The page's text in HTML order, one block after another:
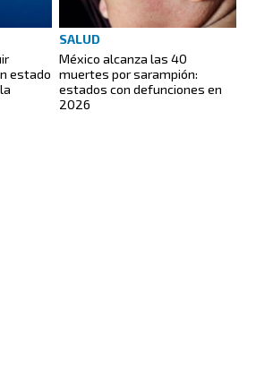
estado
SALUD
México alcanza las 40
muertes por sarampión:
estados con defunciones en
2026